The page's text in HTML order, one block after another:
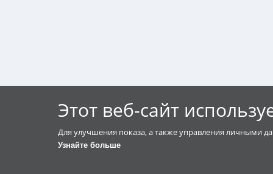
Этот веб-сайт
Для улучшения показа, а также управления личными
Узнайте больше